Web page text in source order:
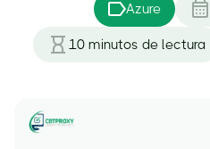
Azure
10 minutos de lectura